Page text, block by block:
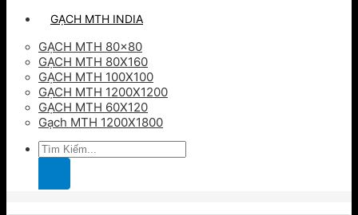
GẠCH MTH INDIA
GẠCH MTH 80×80
GẠCH MTH 80X160
GẠCH MTH 100X100
GẠCH MTH 1200X1200
GẠCH MTH 60X120
Gạch MTH 1200X1800
Tìm
kiếm: